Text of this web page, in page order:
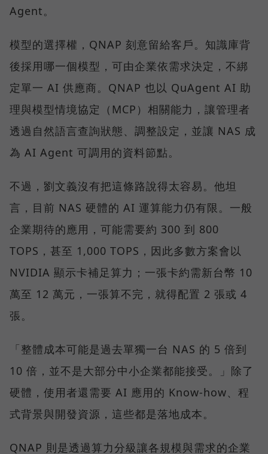
Agent。
模型的選擇權，QNAP 刻意留給客戶。知識庫背
後採用哪一個模型，可由企業依需求決定，不綁
定單一 AI 供應商。QNAP 也以 QuAgent AI 助
理與模型情境協定（MCP）相關能力，讓管理者
透過自然語言查詢狀態、調整設定，並讓 NAS 成
為 AI Agent 可調用的資料節點。
不過，劉文義沒有把這條路說得太容易。他坦
言，目前 NAS 硬體的 AI 運算能力仍有限。一般
企業期待的應用，可能需要約 300 到 800
TOPS，甚至 1,000 TOPS，因此多數方案會以
NVIDIA 顯示卡補足算力；一張卡約需新台幣 10
萬至 12 萬元，一張算不完，就得配置 2 張或 4
張。
「整體成本可能是過去單獨一台 NAS 的 5 倍到
10 倍，並不是大部分中小企業都能接受。」除了
硬體，使用者還需要 AI 應用的 Know-how、程
式背景與開發資源，這些都是落地成本。
QNAP 則是透過算力分級讓各規模與需求的企業